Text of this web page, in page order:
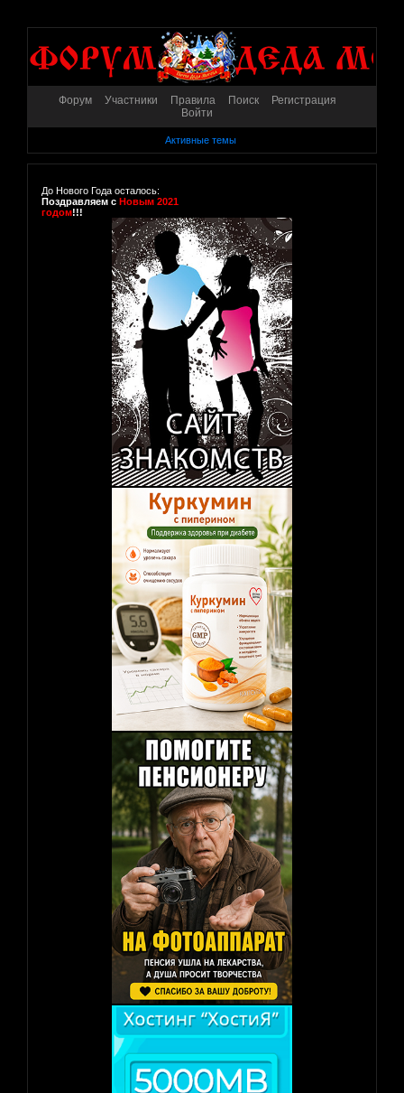
Форум Участники Правила Поиск
Регистрация
Войти
Активные темы
До Нового Года осталось:
Поздравляем с Новым 2021
годом!!!